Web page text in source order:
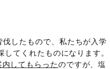
したもので、私たちが入学
てくれたものになります。
してもらったのですが、塩